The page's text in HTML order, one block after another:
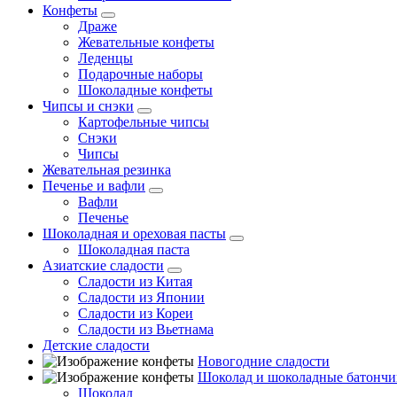
Конфеты
Драже
Жевательные конфеты
Леденцы
Подарочные наборы
Шоколадные конфеты
Чипсы и снэки
Картофельные чипсы
Снэки
Чипсы
Жевательная резинка
Печенье и вафли
Вафли
Печенье
Шоколадная и ореховая пасты
Шоколадная паста
Азиатские сладости
Сладости из Китая
Сладости из Японии
Сладости из Кореи
Сладости из Вьетнама
Детские сладости
Новогодние сладости
Шоколад и шоколадные
Шоколад